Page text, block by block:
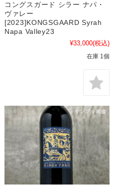
コングスガード シラー ナパ・
ヴァレー
[2023]KONGSGAARD Syrah
Napa Valley23
¥33,000(税込)
在庫 1個